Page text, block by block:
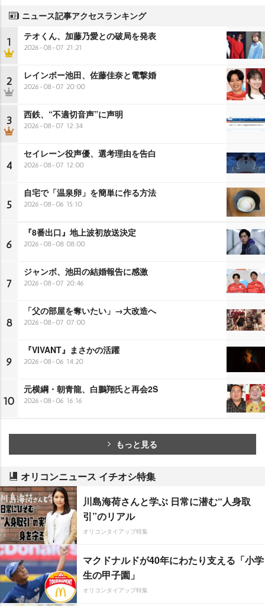
ニュース記事アクセスランキング
1 テオくん、加藤乃愛との破局を発表
2026-08-07 21:21
2 レインボー池田、佐藤佳奈と電撃婚
2026-08-07 20:00
3 西鉄、“不適切音声”に声明
2026-08-07 12:34
4
セイレーン役声優、選考理由を告白
2026-08-07 12:00
5
自宅で「温泉卵」を簡単に作る方法
2026-08-06 15:10
6
『8番出口』地上波初放送決定
2026-08-08 08:00
7
ジャンボ、池田の結婚報告に感激
2026-08-07 20:46
8
「父の部屋を奪いたい」→大改造へ
2026-08-07 07:00
9
『VIVANT』まさかの活躍
2026-08-06 14:20
10
元横綱・朝青龍、白鵬翔氏と再会2S
2026-08-06 16:16
もっと見る
オリコンニュース イチオシ特集
川島海荷さんと学ぶ 日常に潜む“人身取
引”のリアル
オリコンタイアップ特集
マクドナルドが40年にわたり支える「小学
生の甲子園」
オリコンタイアップ特集